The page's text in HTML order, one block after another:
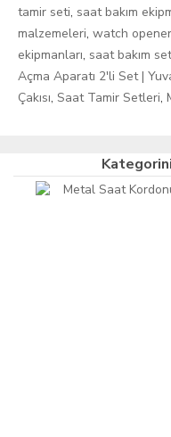
tamir seti, saat bakım
malzemeleri, watch
ekipmanları, saat bakım
Açma Aparatı 2'li Set |
Çakısı, Saat Tamir Setleri,